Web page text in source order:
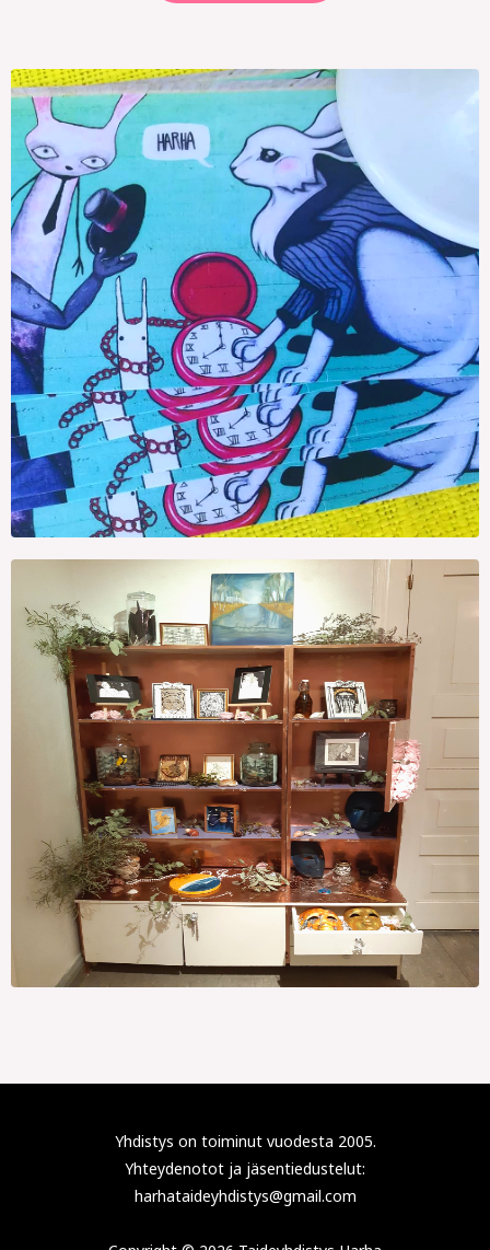
Yhdistys on toiminut vuodesta 2005.
Yhteydenotot ja jäsentiedustelut:
harhataideyhdistys@gmail.com